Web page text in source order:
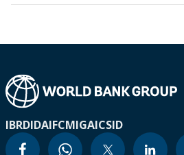
IBRDIDAIFCMIGAICSID